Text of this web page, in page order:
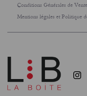
Conditions Générales de
Mentions légales et Politique